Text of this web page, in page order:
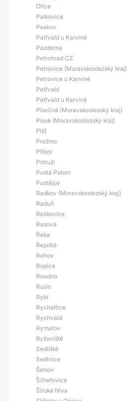
Otice
Palkovice
Paskov
Patřvald u Karviné
Pazderna
Petrohrad CZ
Petrovice (Moravskoslezský kraj)
Petrovice u Karviné
Petřvald
Petřvald u Karviné
Písečná (Moravskoslezský kraj)
Písek (Moravskoslezský kraj)
Píšť
Pražmo
Příbor
Pstruží
Pustá Polom
Pustějov
Radkov (Moravskoslezský kraj)
Raduň
Raškovice
Razová
Řeka
Řepiště
Rohov
Ropice
Roudno
Rusín
Rybí
Rychaltice
Rychvald
Rýmařov
Ryžoviště
Sedliště
Sedlnice
Šenov
Šilheřovice
Široká Niva